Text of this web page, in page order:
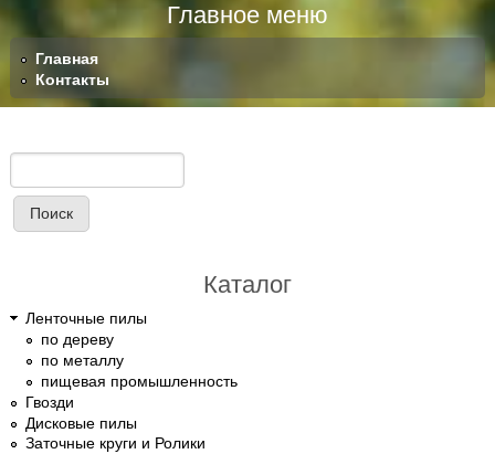
Главное меню
Главная
Контакты
Поиск
Каталог
Ленточные пилы
по дереву
по металлу
пищевая промышленность
Гвозди
Дисковые пилы
Заточные круги и Ролики